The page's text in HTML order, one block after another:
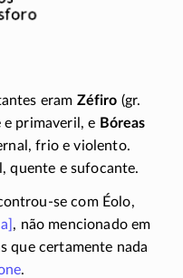
eram Zéfiro (gr.
e primaveril, e Bóreas
frio e violento.
quente e sufocante.
se com Éolo,
, não mencionado em
que certamente nada
.